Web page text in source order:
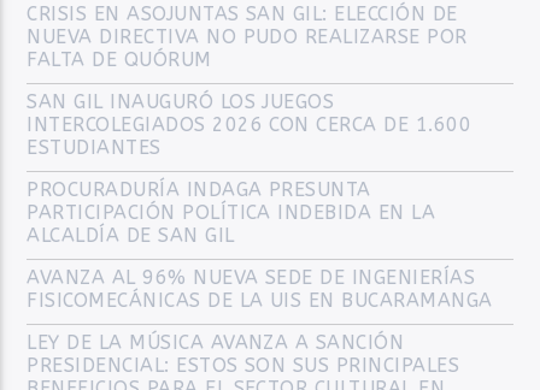
CRISIS EN ASOJUNTAS SAN GIL: ELECCIÓN DE
NUEVA DIRECTIVA NO PUDO REALIZARSE POR
FALTA DE QUÓRUM
SAN GIL INAUGURÓ LOS JUEGOS
INTERCOLEGIADOS 2026 CON CERCA DE 1.600
ESTUDIANTES
PROCURADURÍA INDAGA PRESUNTA
PARTICIPACIÓN POLÍTICA INDEBIDA EN LA
ALCALDÍA DE SAN GIL
AVANZA AL 96% NUEVA SEDE DE INGENIERÍAS
FISICOMECÁNICAS DE LA UIS EN BUCARAMANGA
LEY DE LA MÚSICA AVANZA A SANCIÓN
PRESIDENCIAL: ESTOS SON SUS PRINCIPALES